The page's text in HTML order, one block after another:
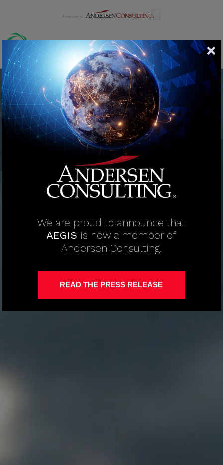
We are proud to announce that
AEGIS is now a member of
Andersen Consulting.
READ THE PRESS RELEASE